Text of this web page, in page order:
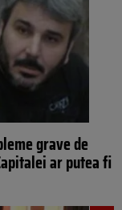
grave de
ar putea fi